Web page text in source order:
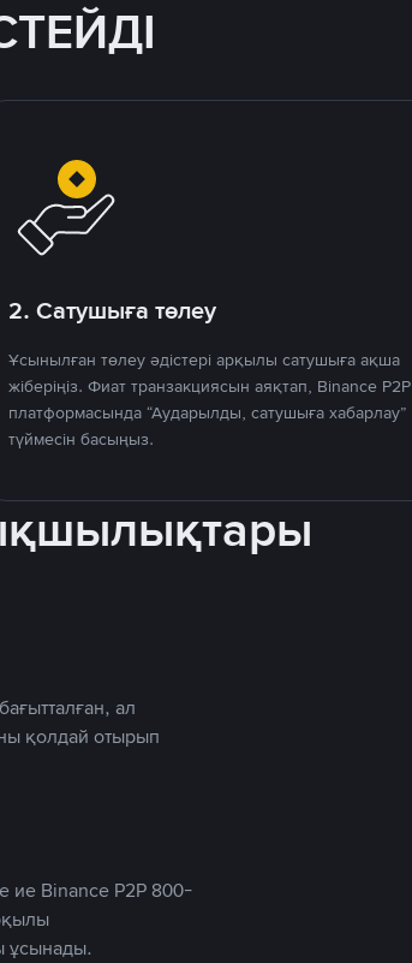
2. Сатушыға төлеу
Ұсынылған төлеу әдістері арқылы сатушыға ақша
жіберіңіз. Фиат транзакциясын аяқтап, Binance P2P
платформасында “Аударылды, сатушыға хабарлау”
түймесін басыңыз.
ал
қолдай отырып
ие Binance P2P 800-
ұсынады.